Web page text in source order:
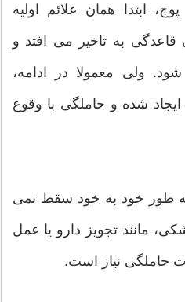
ابتدا همان علائم اولیه
به تاخیر می افتد و
ولی معمولا در ادامه،
شده و حاملگی با وقوع
طور خود به خود سقط نمی
مانند تجویز دارو یا عمل
حاملگی نیاز است.